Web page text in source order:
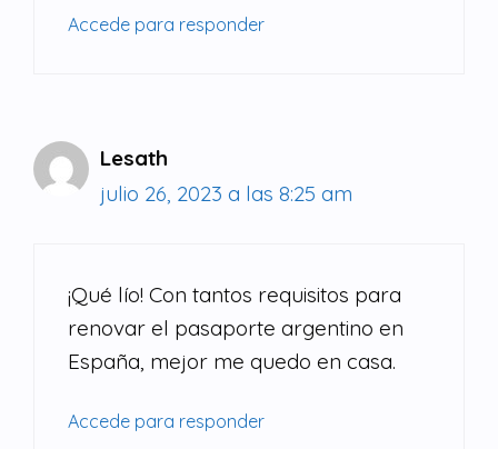
Accede para responder
Lesath
julio 26, 2023 a las 8:25 am
¡Qué lío! Con tantos requisitos para
renovar el pasaporte argentino en
España, mejor me quedo en casa.
Accede para responder